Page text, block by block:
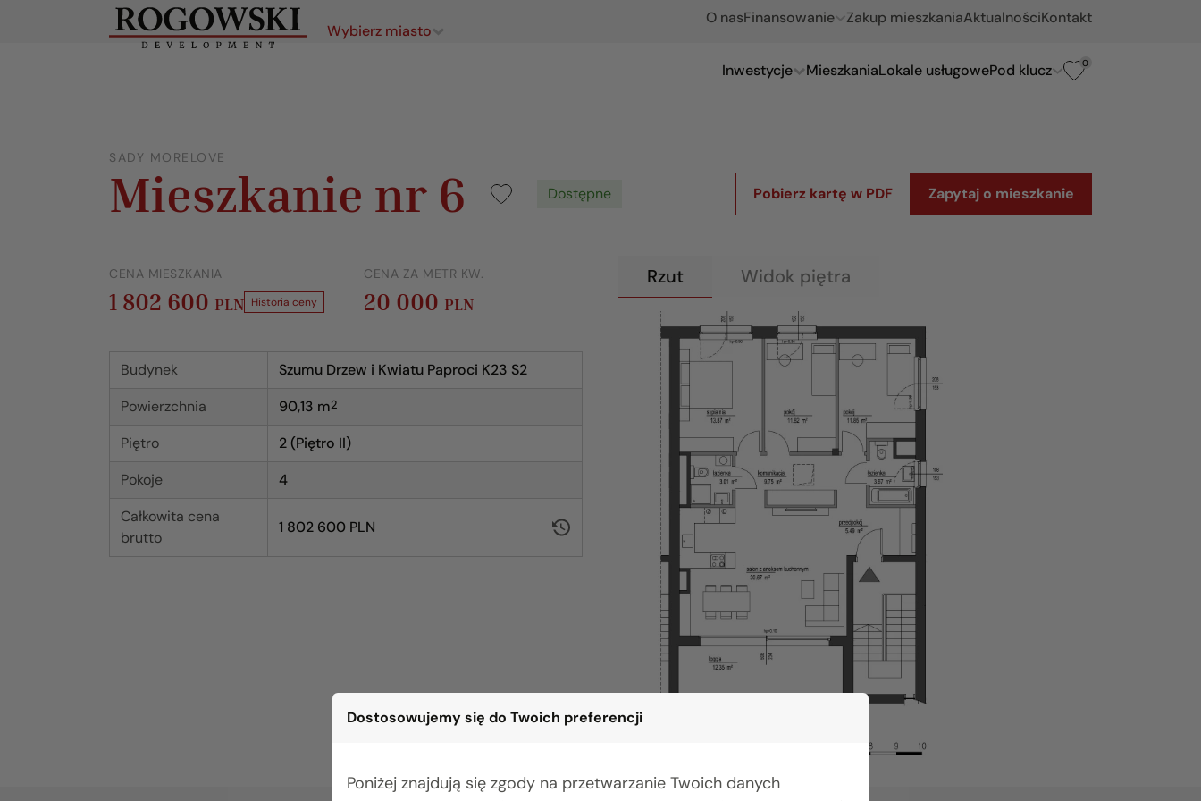
Dostosowujemy się do Twoich preferencji
Poniżej znajdują się zgody na przetwarzanie Twoich danych
O nasFinansowanie Zakup mieszkaniaAktualnościKontakt
Wybierz miasto
Inwestycje MieszkaniaLokale usługowePod klucz 0
SADY MORELOVE
Mieszkanie nr 6 Dostępne Pobierz kartę w PDF Zapytaj o mieszkanie
CENA MIESZKANIA
1 802 600 PLN Historia ceny
CENA ZA METR KW.
20 000 PLN
Budynek
Szumu Drzew i Kwiatu Paproci K23 S2
Powierzchnia
90,13 m2
Piętro
2 (Piętro II)
Pokoje
4
Całkowita cena
brutto
1 802 600 PLN
Rzut Widok piętra